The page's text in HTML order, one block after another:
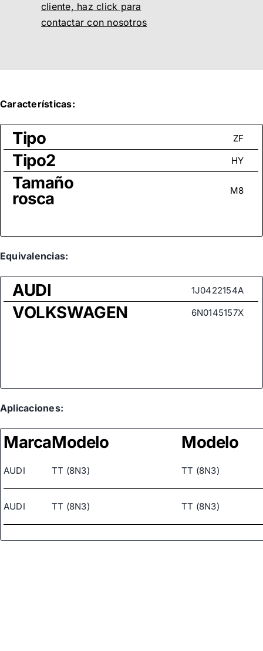
cliente, haz click para
contactar con nosotros
Características:
Tipo ZF
Tipo2 HY
Tamaño
rosca M8
Equivalencias:
AUDI 1J0422154A
VOLKSWAGEN 6N0145157X
Aplicaciones:
MarcaModelo Modelo
AUDI TT (8N3) TT (8N3)
AUDI TT (8N3) TT (8N3)
AUDI TT (8N3) TT (8N3)